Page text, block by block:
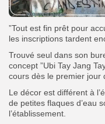
”Tout est fin prêt pour
les inscriptions tardent
Trouvé seul dans son
concept ”Ubi Tay Jang
cours dès le premier jour
Le décor est différent à
de petites flaques d’eau
l’établissement.